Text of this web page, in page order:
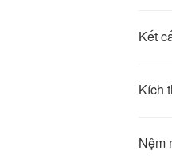
Kết